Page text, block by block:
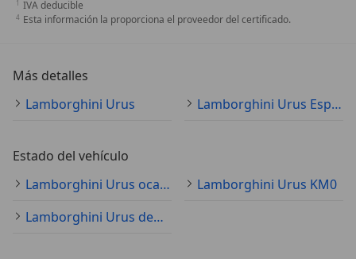
IVA deducible
Esta información la proporciona el proveedor del certificado.
Más detalles
Lamborghini Urus
Lamborghini Urus Especificaciones técnicas
Estado del vehículo
Lamborghini Urus ocasión
Lamborghini Urus KM0
Lamborghini Urus demostración